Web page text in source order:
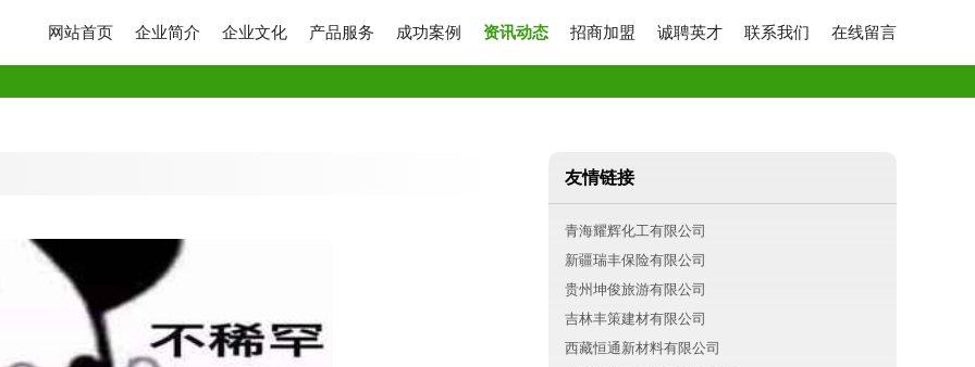
网站首页 企业简介 企业文化 产品服务 成功案例 资讯动态 招商加盟 诚聘英才 联系我们 在线留言
友情链接
青海耀辉化工有限公司
新疆瑞丰保险有限公司
贵州坤俊旅游有限公司
吉林丰策建材有限公司
西藏恒通新材料有限公司